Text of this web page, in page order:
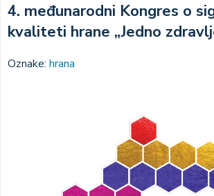
4. međunarodni Kongres o
kvaliteti hrane „Jedno
Oznake: hrana